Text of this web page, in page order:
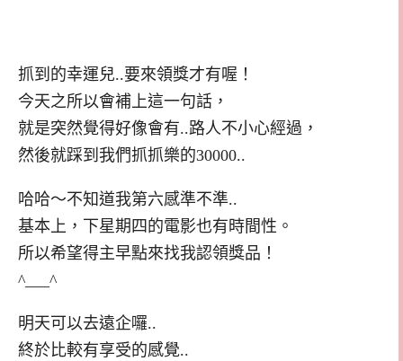
抓到的幸運兒..要來領獎才有喔！
今天之所以會補上這一句話，
就是突然覺得好像會有..路人不小心經過，
然後就踩到我們抓抓樂的30000..
哈哈～不知道我第六感準不準..
基本上，下星期四的電影也有時間性。
所以希望得主早點來找我認領獎品！
^___^
明天可以去遠企囉..
終於比較有享受的感覺..